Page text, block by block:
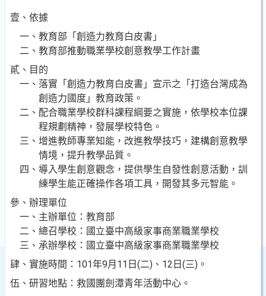
壹、依據
一、教育部「創造力教育白皮書」
二、教育部推動職業學校創意教學工作計畫
貳、目的
一、落實「創造力教育白皮書」宣示之「打造台灣成為
創造力國度」教育政策。
二、配合職業學校群科課程綱要之實施，依學校本位課
程規劃精神，發展學校特色。
三、增進教師專業知能，改進教學技巧，建構創意教學
情境，提升教學品質。
四、導入學生創意觀念，提供學生自發性創意活動，訓
練學生能正確操作各項工具，開發其多元智能。
參、辦理單位
一、主辦單位：教育部
二、總召學校：國立臺中高級家事商業職業學校
三、承辦學校：國立臺中高級家事商業職業學校
肆、實施時間： 101年9月11日(二)、12日(三)。
伍、研習地點：救國團劍潭青年活動中心。